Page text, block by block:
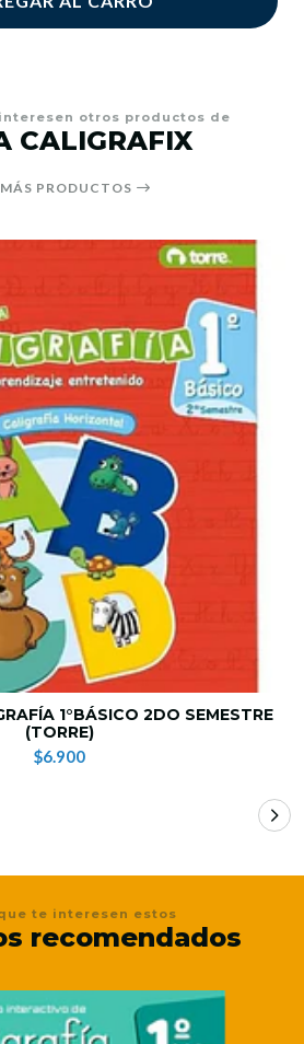
otros productos de
CALIGRAFIX
PRODUCTOS
1°BÁSICO 2DO SEMESTRE
(TORRE)
$6.900
te interesen estos
recomendados